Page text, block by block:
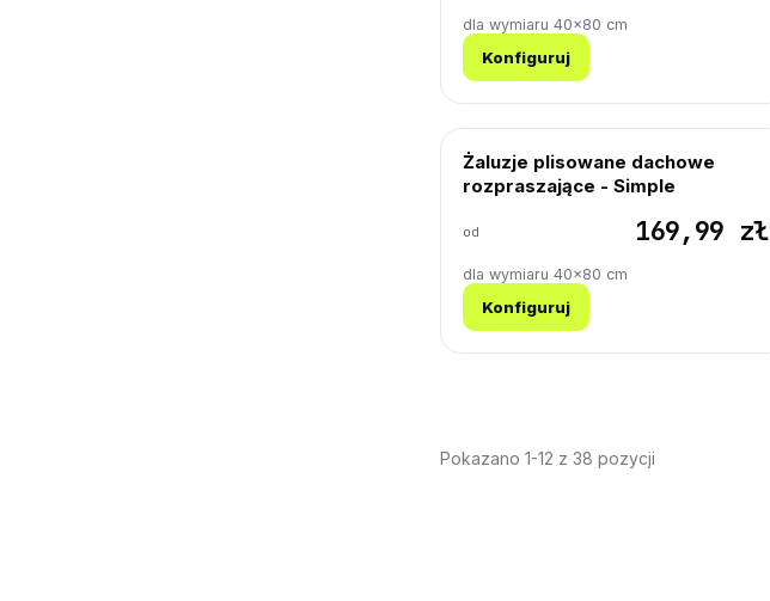
dla wymiaru 40×80 cm
Konfiguruj
Żaluzje plisowane dachowe
rozpraszające - Simple
od 169,99 zł
dla wymiaru 40×80 cm
Konfiguruj
Pokazano 1-12 z 38 pozycji